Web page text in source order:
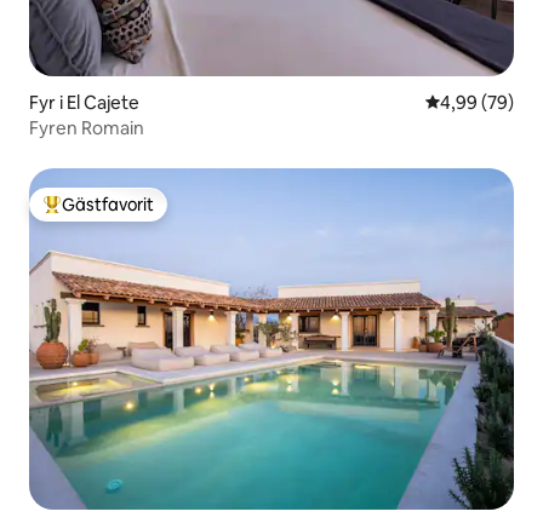
Fyr i El Cajete 4,99 av 5 i
4,99 (79)
Fyren Romain
Populär gästfavorit
Gästfavorit